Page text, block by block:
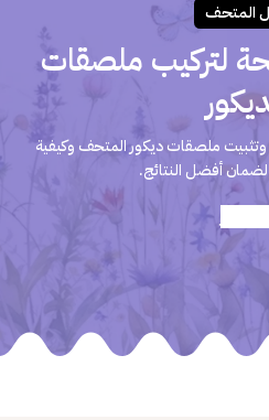
المتحـف
لتركيب ملصقات
ملصقات ديكور المتحف وكيفية
أفضل النتائج.